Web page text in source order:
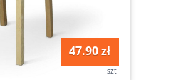
47.90 zł
szt